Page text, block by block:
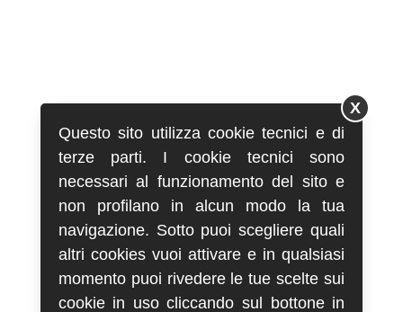
Questo sito utilizza cookie tecnici e di
terze parti. I cookie tecnici sono
necessari al funzionamento del sito e
non profilano in alcun modo la tua
navigazione. Sotto puoi scegliere quali
altri cookies vuoi attivare e in qualsiasi
momento puoi rivedere le tue scelte sui
cookie in uso cliccando sul bottone in
X